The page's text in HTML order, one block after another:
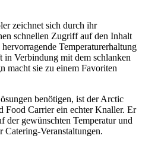
zeichnet sich durch ihr
schnellen Zugriff auf den Inhalt
Temperaturerhaltung
in Verbindung mit dem schlanken
macht sie zu einem Favoriten
benötigen, ist der Arctic
Food Carrier ein echter Knaller. Er
der gewünschten Temperatur und
Veranstaltungen.